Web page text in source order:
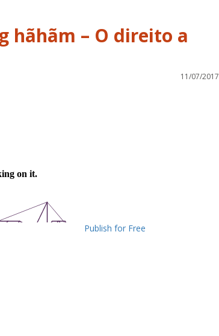
hãhãm – O direito a
11/07/2017
Publish for Free